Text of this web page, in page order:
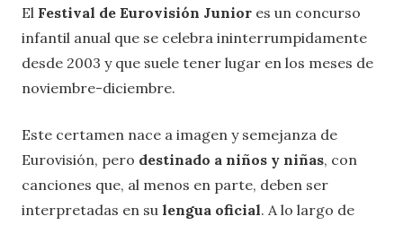
El Festival de Eurovisión Junior es un concurso
infantil anual que se celebra ininterrumpidamente
desde 2003 y que suele tener lugar en los meses de
noviembre-diciembre.
Este certamen nace a imagen y semejanza de
Eurovisión, pero destinado a niños y niñas, con
canciones que, al menos en parte, deben ser
interpretadas en su lengua oficial. A lo largo de